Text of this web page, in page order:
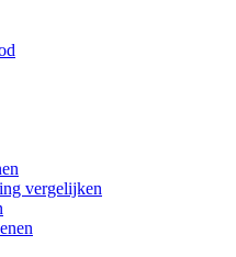
vergelijken